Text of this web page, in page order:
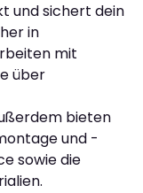
und sichert dein
in
mit
über
bieten
und -
sowie die